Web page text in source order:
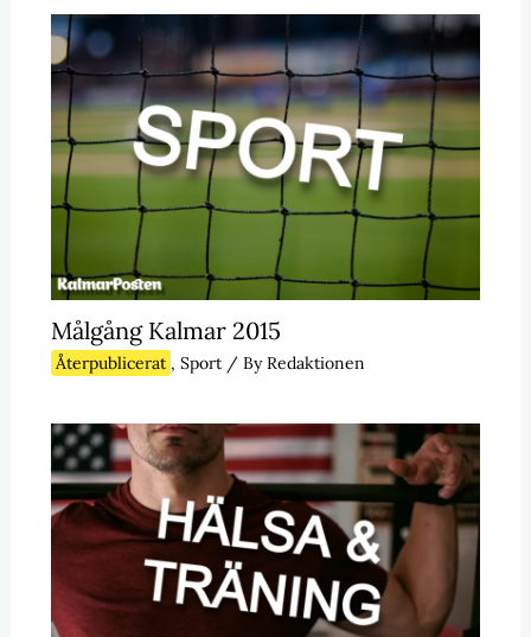
Målgång Kalmar 2015
Återpublicerat , Sport/ ByRedaktionen